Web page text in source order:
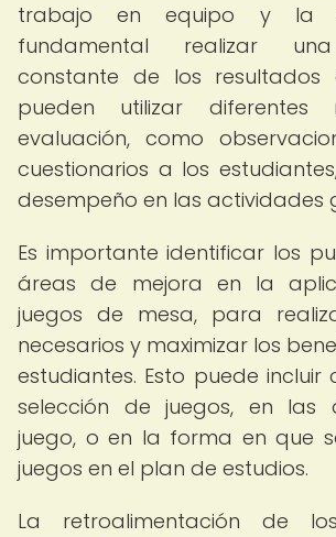
trabajo en equipo y la
fundamental realizar
constante de los resultados
pueden utilizar diferentes
evaluación, como
cuestionarios a los
desempeño en las actividades
Es importante identificar los
áreas de mejora en la
juegos de mesa, para
necesarios y maximizar los
estudiantes. Esto puede incluir
selección de juegos, en las
juego, o en la forma en que
juegos en el plan de estudios.
La retroalimentación de